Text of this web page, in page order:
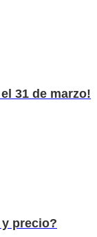
31 de marzo!
y precio?